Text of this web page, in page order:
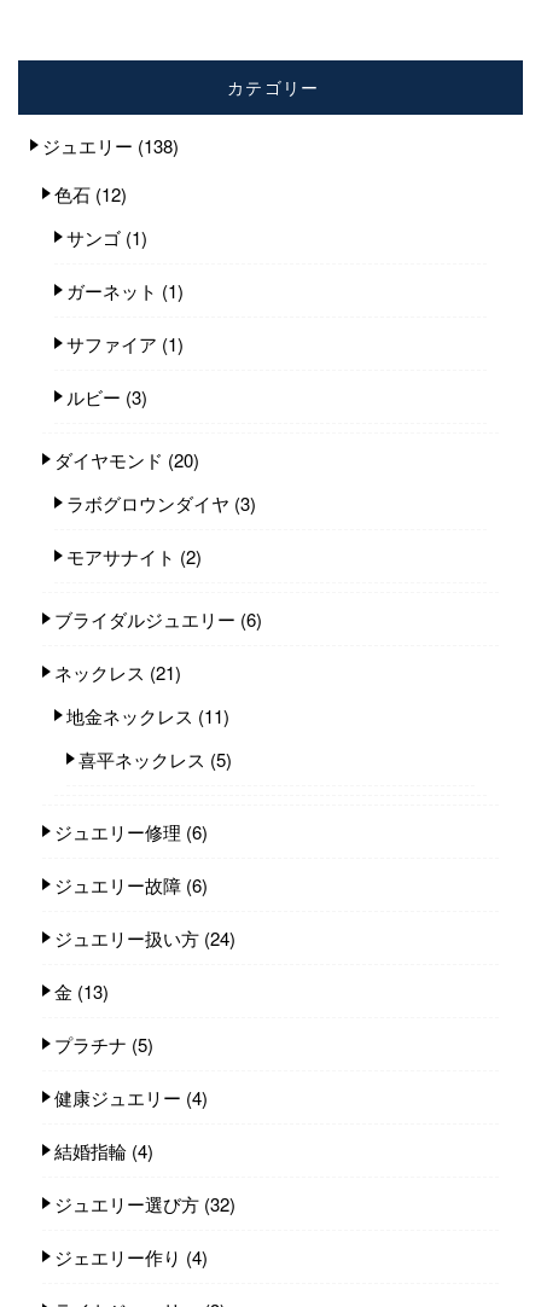
カテゴリー
ジュエリー (138)
色石 (12)
サンゴ (1)
ガーネット (1)
サファイア (1)
ルビー (3)
ダイヤモンド (20)
ラボグロウンダイヤ (3)
モアサナイト (2)
ブライダルジュエリー (6)
ネックレス (21)
地金ネックレス (11)
喜平ネックレス (5)
ジュエリー修理 (6)
ジュエリー故障 (6)
ジュエリー扱い方 (24)
金 (13)
プラチナ (5)
健康ジュエリー (4)
結婚指輪 (4)
ジュエリー選び方 (32)
ジェエリー作り (4)